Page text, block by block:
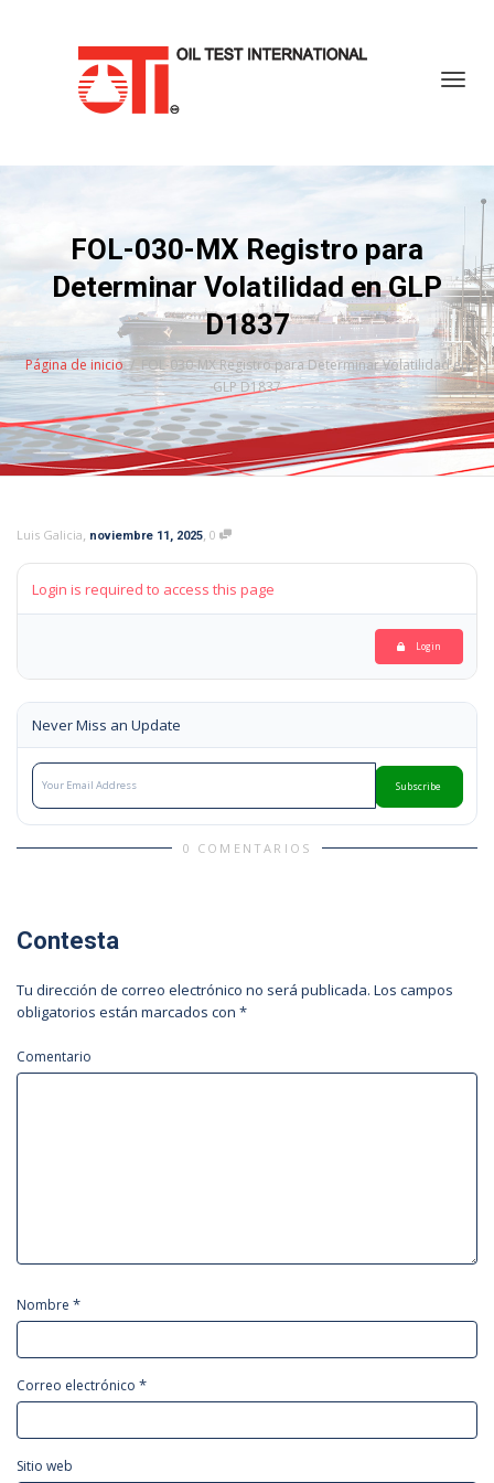
FOL-030-MX Registro para
Determinar Volatilidad en GLP
D1837
Página de inicio
FOL-030-MX Registro para Determinar Volatilidad en
GLP D1837
Luis Galicia, noviembre 11, 2025, 0
Login is required to access this page
Login
Never Miss an Update
Subscribe
0 COMENTARIOS
Contesta
Tu dirección de correo electrónico no será publicada. Los campos
obligatorios están marcados con *
Comentario
Nombre *
Correo electrónico *
Sitio web